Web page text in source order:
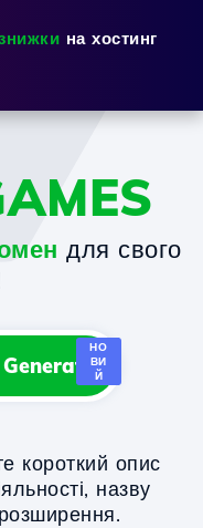
на хостинг
для свого
НО
ВИ
Й
короткий опис
назву